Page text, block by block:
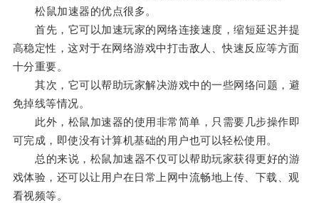
松鼠加速器的优点很多。
首先，它可以加速玩家的网络连接速度，缩短延迟并提
高稳定性，这对于在网络游戏中打击敌人、快速反应等方面
十分重要。
其次，它可以帮助玩家解决游戏中的一些网络问题，避
免掉线等情况。
此外，松鼠加速器的使用非常简单，只需要几步操作即
可完成，即使没有计算机基础的用户也可以轻松使用。
总的来说，松鼠加速器不仅可以帮助玩家获得更好的游
戏体验，还可以让用户在日常上网中流畅地上传、下载、观
看视频等。